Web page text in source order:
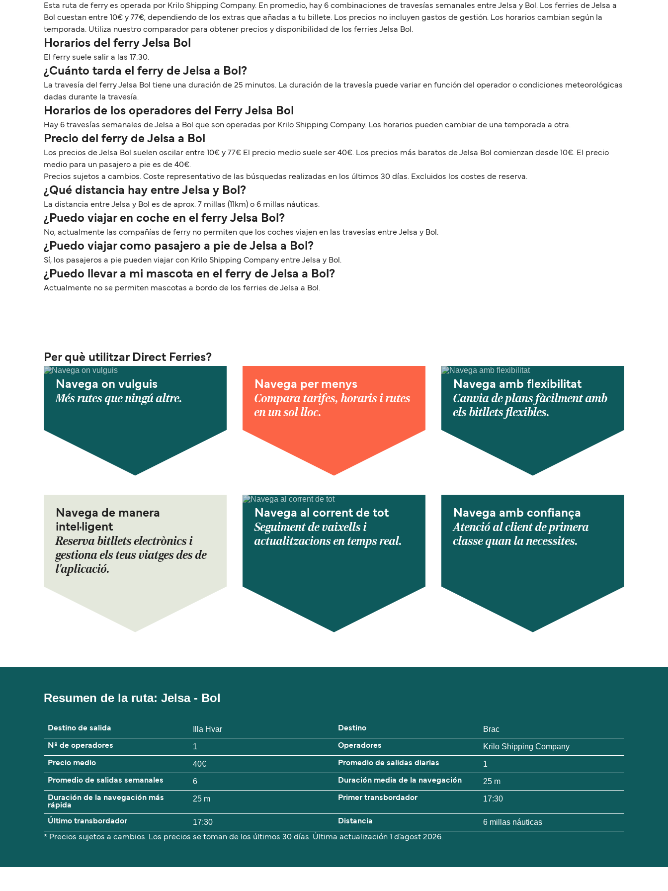
Esta ruta de ferry es operada por Krilo Shipping Company. En promedio, hay 6 combinaciones de travesías semanales entre Jelsa y Bol. Los ferries de Jelsa a
Bol cuestan entre 10€ y 77€, dependiendo de los extras que añadas a tu billete. Los precios no incluyen gastos de gestión. Los horarios cambian según la
temporada. Utiliza nuestro comparador para obtener precios y disponibilidad de los ferries Jelsa Bol.
Horarios del ferry Jelsa Bol
El ferry suele salir a las 17:30.
¿Cuánto tarda el ferry de Jelsa a Bol?
La travesía del ferry Jelsa Bol tiene una duración de 25 minutos. La duración de la travesía puede variar en función del operador o condiciones meteorológicas
dadas durante la travesía.
Horarios de los operadores del Ferry Jelsa Bol
Hay 6 travesías semanales de Jelsa a Bol que son operadas por Krilo Shipping Company. Los horarios pueden cambiar de una temporada a otra.
Precio del ferry de Jelsa a Bol
Los precios de Jelsa Bol suelen oscilar entre 10€ y 77€ El precio medio suele ser 40€. Los precios más baratos de Jelsa Bol comienzan desde 10€. El precio
medio para un pasajero a pie es de 40€.
Precios sujetos a cambios. Coste representativo de las búsquedas realizadas en los últimos 30 días. Excluidos los costes de reserva.
¿Qué distancia hay entre Jelsa y Bol?
La distancia entre Jelsa y Bol es de aprox. 7 millas (11km) o 6 millas náuticas.
¿Puedo viajar en coche en el ferry Jelsa Bol?
No, actualmente las compañías de ferry no permiten que los coches viajen en las travesías entre Jelsa y Bol.
¿Puedo viajar como pasajero a pie de Jelsa a Bol?
Sí, los pasajeros a pie pueden viajar con Krilo Shipping Company entre Jelsa y Bol.
¿Puedo llevar a mi mascota en el ferry de Jelsa a Bol?
Actualmente no se permiten mascotas a bordo de los ferries de Jelsa a Bol.
Per què utilitzar Direct Ferries?
Navega on vulguis
Més rutes que ningú altre.
Navega per menys
Compara tarifes, horaris i rutes
en un sol lloc.
Navega amb flexibilitat
Canvia de plans fàcilment amb
els bitllets flexibles.
Navega de manera
intel·ligent
Reserva bitllets electrònics i
gestiona els teus viatges des de
l'aplicació.
Navega al corrent de tot
Seguiment de vaixells i
actualitzacions en temps real.
Navega amb confiança
Atenció al client de primera
classe quan la necessites.
Resumen de la ruta: Jelsa - Bol
Destino de salida Illa Hvar Destino Brac
Nº de operadores 1 Operadores Krilo Shipping Company
Precio medio 40€ Promedio de salidas diarias 1
Promedio de salidas semanales 6 Duración media de la navegación 25 m
Duración de la navegación más
rápida
25 m Primer transbordador 17:30
Último transbordador 17:30 Distancia 6 millas náuticas
* Precios sujetos a cambios. Los precios se toman de los últimos 30 días. Última actualización 1 d’agost 2026.